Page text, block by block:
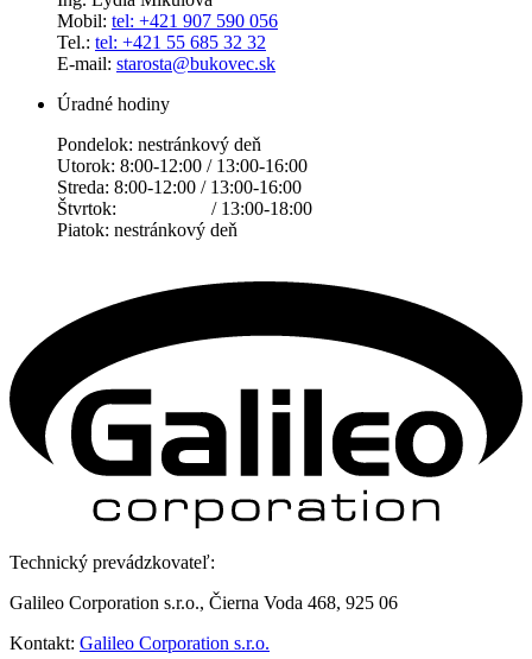
Mobil: tel: +421 907 590 056
Tel.: tel: +421 55 685 32 32
E-mail: starosta@bukovec.sk
Úradné hodiny
Pondelok: nestránkový deň
Utorok: 8:00-12:00 / 13:00-16:00
Streda: 8:00-12:00 / 13:00-16:00
Štvrtok: / 13:00-18:00
Piatok: nestránkový deň
Technický prevádzkovateľ:
Galileo Corporation s.r.o., Čierna Voda 468, 925 06
Kontakt: Galileo Corporation s.r.o.